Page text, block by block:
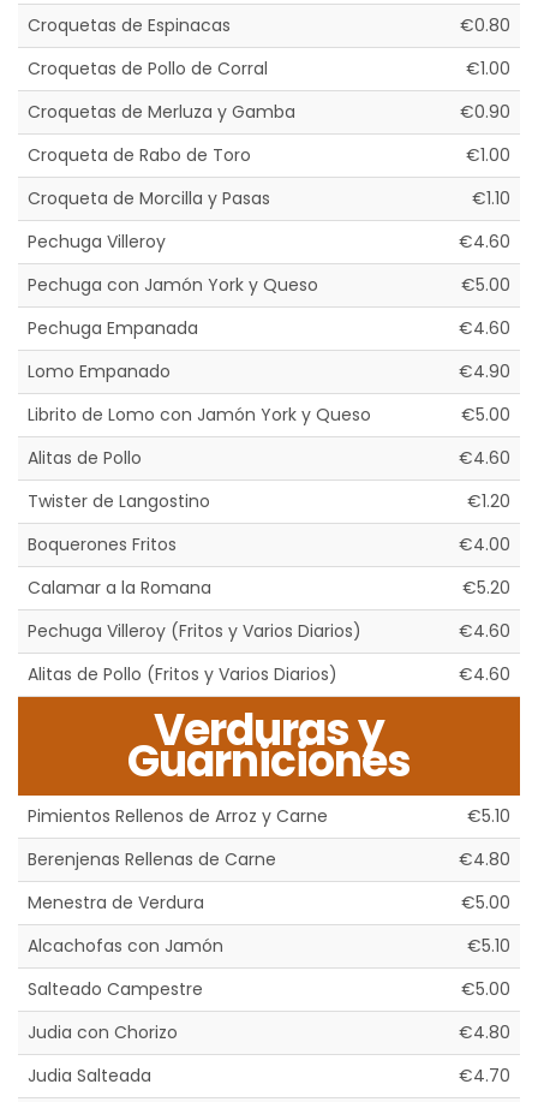
Croquetas de Espinacas
€0.80
Croquetas de Pollo de Corral
€1.00
Croquetas de Merluza y Gamba
€0.90
Croqueta de Rabo de Toro
€1.00
Croqueta de Morcilla y Pasas
€1.10
Pechuga Villeroy
€4.60
Pechuga con Jamón York y Queso
€5.00
Pechuga Empanada
€4.60
Lomo Empanado
€4.90
Librito de Lomo con Jamón York y Queso
€5.00
Alitas de Pollo
€4.60
Twister de Langostino
€1.20
Boquerones Fritos
€4.00
Calamar a la Romana
€5.20
Pechuga Villeroy (Fritos y Varios Diarios)
€4.60
Alitas de Pollo (Fritos y Varios Diarios)
€4.60
Verduras y
Guarniciones
Pimientos Rellenos de Arroz y Carne
€5.10
Berenjenas Rellenas de Carne
€4.80
Menestra de Verdura
€5.00
Alcachofas con Jamón
€5.10
Salteado Campestre
€5.00
Judia con Chorizo
€4.80
Judia Salteada
€4.70